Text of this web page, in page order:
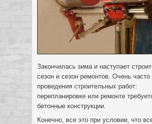
Закончилась зима и наступает
сезон и сезон ремонтов. Очень
проведения строительных работ:
перепланировке или ремонте
бетонные конструкции.
Конечно, все это при условии, что